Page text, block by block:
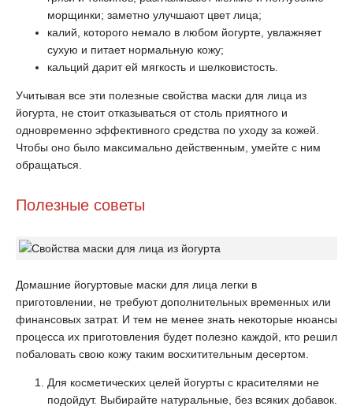
морщинки; заметно улучшают цвет лица;
калий, которого немало в любом йогурте, увлажняет
сухую и питает нормальную кожу;
кальций дарит ей мягкость и шелковистость.
Учитывая все эти полезные свойства маски для лица из
йогурта, не стоит отказываться от столь приятного и
одновременно эффективного средства по уходу за кожей.
Чтобы оно было максимально действенным, умейте с ним
обращаться.
Полезные советы
Домашние йогуртовые маски для лица легки в
приготовлении, не требуют дополнительных временных или
финансовых затрат. И тем не менее знать некоторые нюансы
процесса их приготовления будет полезно каждой, кто решил
побаловать свою кожу таким восхитительным десертом.
Для косметических целей йогурты с красителями не
подойдут. Выбирайте натуральные, без всяких добавок.